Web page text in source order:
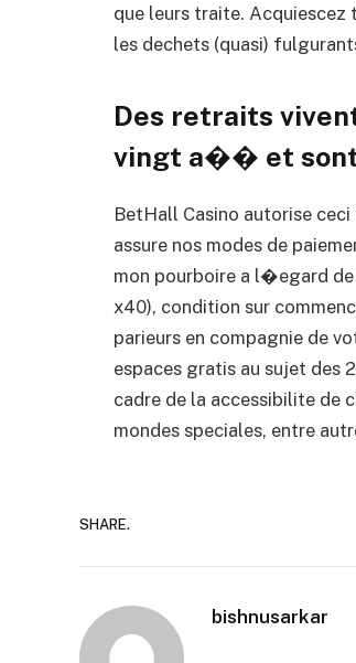
que leurs traite.
les dechets (quasi)
Des retraits
vingt a�� et sont
BetHall Casino autorise
assure nos modes de
mon pourboire a l�egard de
x40), condition sur
parieurs en compagnie de
espaces gratis au sujet des
cadre de la accessibilite de
mondes speciales, entre
SHARE.
bishnusarkar